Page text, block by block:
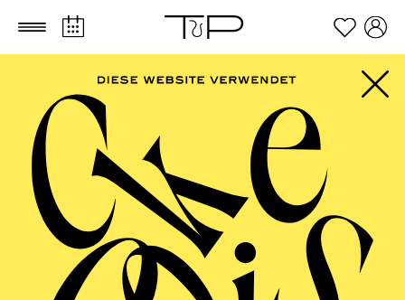
Zum Hauptinhalt springen Zum Footer springen
PHILHARMONIE